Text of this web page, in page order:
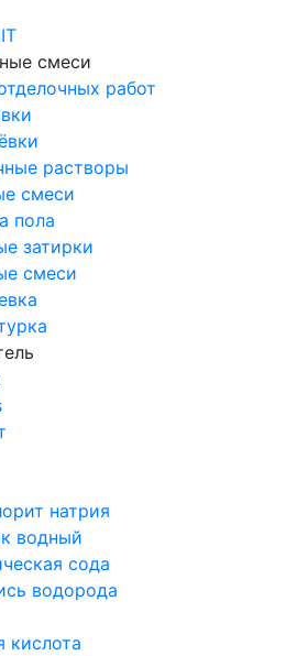
смеси
работ
растворы
смеси
пола
затирки
смеси
натрия
водный
сода
водорода
кислота